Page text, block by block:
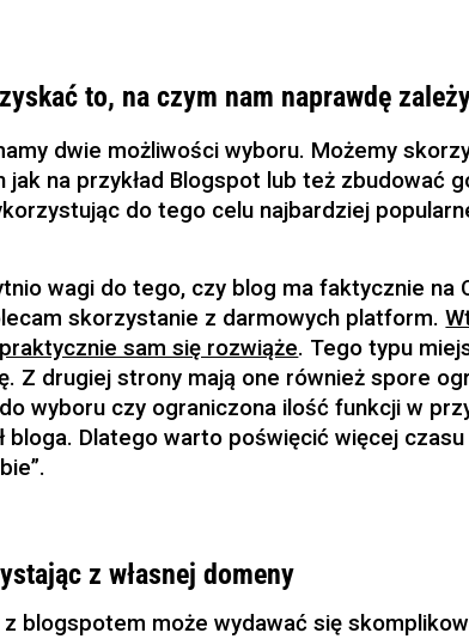
to, na czym nam naprawdę
dwie możliwości wyboru. Możemy
na przykład Blogspot lub też zbudować
do tego celu najbardziej
wagi do tego, czy blog ma faktycznie na
skorzystanie z darmowych platform.
sam się rozwiąże. Tego typu
Z drugiej strony mają one również spore
wyboru czy ograniczona ilość funkcji w
bloga. Dlatego warto poświęcić więcej
z własnej domeny
blogspotem może wydawać się